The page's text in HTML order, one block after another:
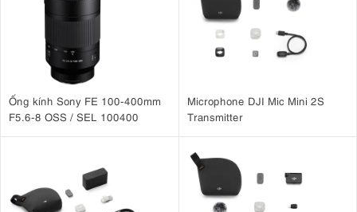
Ống kính Sony FE 100-400mm
F5.6-8 OSS / SEL 100400
Microphone DJI Mic Mini 2S
Transmitter